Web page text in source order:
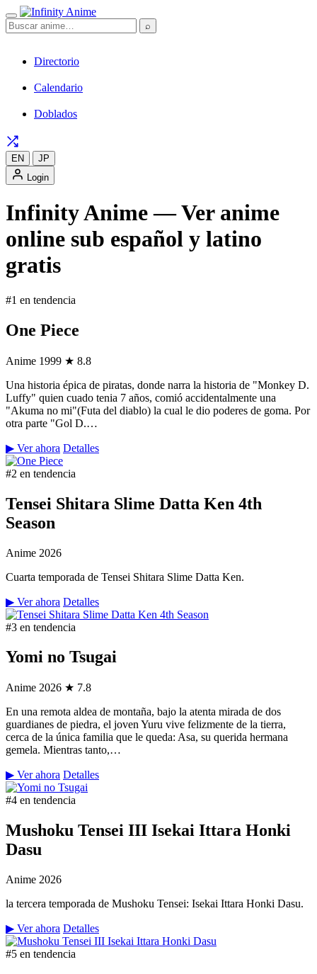
⌕
Directorio
Calendario
Doblados
EN
JP
Login
Infinity Anime — Ver anime
online sub español y latino
gratis
#1 en tendencia
One Piece
Anime 1999 ★ 8.8
Una historia épica de piratas, donde narra la historia de "Monkey D.
Luffy" quien cuado tenia 7 años, comió accidentalmente una
"Akuma no mi"(Futa del diablo) la cual le dio poderes de goma. Por
otra parte "Gol D.…
▶ Ver ahora Detalles
#2 en tendencia
Tensei Shitara Slime Datta Ken 4th
Season
Anime 2026
Cuarta temporada de Tensei Shitara Slime Datta Ken.
▶ Ver ahora Detalles
#3 en tendencia
Yomi no Tsugai
Anime 2026 ★ 7.8
En una remota aldea de montaña, bajo la atenta mirada de dos
guardianes de piedra, el joven Yuru vive felizmente de la tierra,
cerca de la única familia que le queda: Asa, su querida hermana
gemela. Mientras tanto,…
▶ Ver ahora Detalles
#4 en tendencia
Mushoku Tensei III Isekai Ittara Honki
Dasu
Anime 2026
la tercera temporada de Mushoku Tensei: Isekai Ittara Honki Dasu.
▶ Ver ahora Detalles
#5 en tendencia